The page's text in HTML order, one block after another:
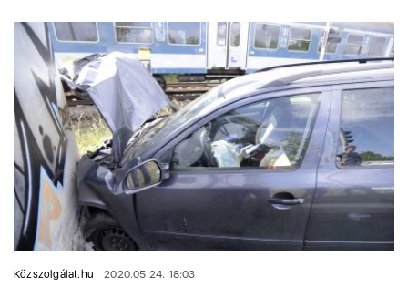
Közszolgálat.hu 2020.05.24. 18:03